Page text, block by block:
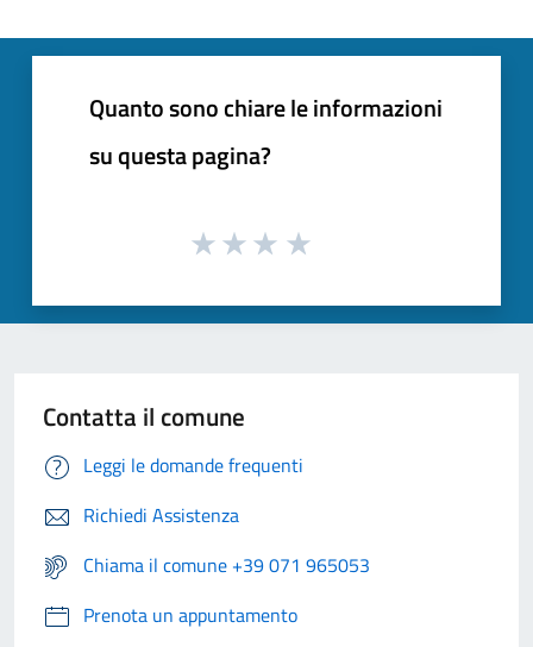
Quanto sono chiare le informazioni
su questa pagina?
Contatta il comune
Leggi le domande frequenti
Richiedi Assistenza
Chiama il comune +39 071 965053
Prenota un appuntamento